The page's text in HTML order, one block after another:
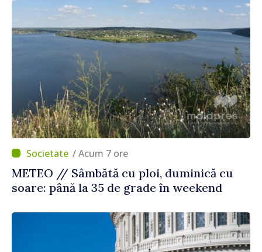
/ Acum 7 ore
METEO // Sâmbătă cu ploi, duminică cu
soare: până la 35 de grade în weekend